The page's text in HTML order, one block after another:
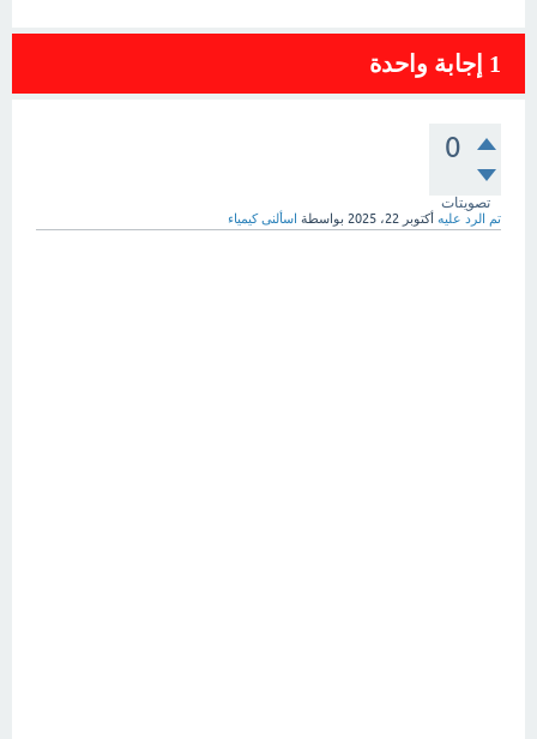
1 إجابة واحدة
0
تصويتات
تم الرد عليه أكتوبر 22، 2025 بواسطة اسألنى كيمياء